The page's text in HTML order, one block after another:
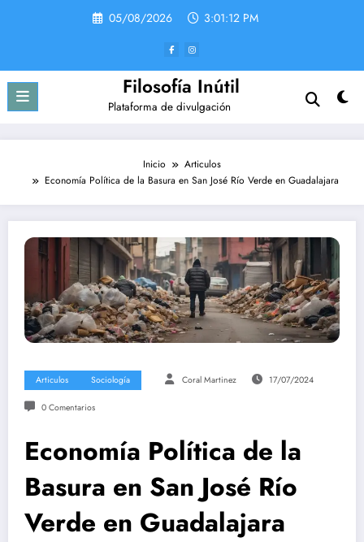
05/08/2026 3:01:13 PM
Filosofía Inútil
Plataforma de divulgación
Inicio
Articulos
Economía Política de la Basura en San José Río Verde en Guadalajara
Articulos Sociología Coral Martinez 17/07/2024
0 Comentarios
Economía Política de la
Basura en San José Río
Verde en Guadalajara